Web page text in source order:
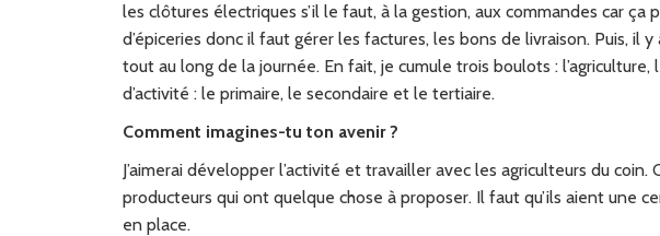
les clôtures électriques s’il le faut, à la gestion, aux commandes car ça
d’épiceries donc il faut gérer les factures, les bons de livraison. Puis, il
tout au long de la journée. En fait, je cumule trois boulots :
d’activité : le primaire, le secondaire et le tertiaire.
Comment imagines-tu ton avenir ?
J’aimerai développer l’activité et travailler avec les agriculteurs du
producteurs qui ont quelque chose à proposer. Il faut qu’ils aient une
en place.